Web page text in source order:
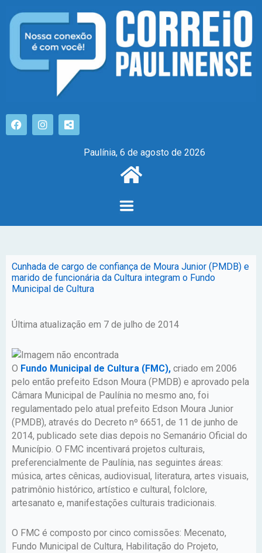
Paulínia, 6 de agosto de 2026
Cunhada de cargo de confiança de Moura Junior (PMDB) e
marido de funcionária da Cultura integram o Fundo
Municipal de Cultura
Última atualização em 7 de julho de 2014
O Fundo Municipal de Cultura (FMC), criado em 2006
pelo então prefeito Edson Moura (PMDB) e aprovado pela
Câmara Municipal de Paulínia no mesmo ano, foi
regulamentado pelo atual prefeito Edson Moura Junior
(PMDB), através do Decreto nº 6651, de 11 de junho de
2014, publicado sete dias depois no Semanário Oficial do
Município. O FMC incentivará projetos culturais,
preferencialmente de Paulínia, nas seguintes áreas:
música, artes cênicas, audiovisual, literatura, artes visuais,
patrimônio histórico, artístico e cultural, folclore,
artesanato e, manifestações culturais tradicionais.
O FMC é composto por cinco comissões: Mecenato,
Fundo Municipal de Cultura, Habilitação do Projeto,